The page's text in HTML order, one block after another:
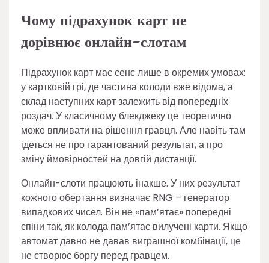
Чому підрахунок карт не
дорівнює онлайн-слотам
Підрахунок карт має сенс лише в окремих умовах:
у картковій грі, де частина колоди вже відома, а
склад наступних карт залежить від попередніх
роздач. У класичному блекджеку це теоретично
може впливати на рішення гравця. Але навіть там
ідеться не про гарантований результат, а про
зміну ймовірностей на довгій дистанції.
Онлайн-слоти працюють інакше. У них результат
кожного обертання визначає RNG – генератор
випадкових чисел. Він не «пам’ятає» попередні
спіни так, як колода пам’ятає вилучені карти. Якщо
автомат давно не давав виграшної комбінації, це
не створює боргу перед гравцем.